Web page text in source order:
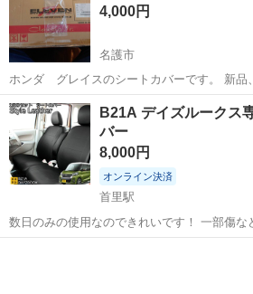
4,000円
名護市
ホンダ グレイスのシートカバーです。 新
沖縄 名護市 内装、インテリア
B21A デイズルークス
バー
8,000円
オンライン決済
首里駅
数日のみの使用なのできれいです！ 一部傷な
美品です！ 後部座席テーブル取付出来るよう